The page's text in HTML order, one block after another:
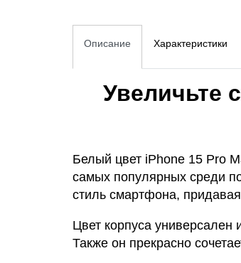
Описание Характеристики
Увеличьте
Белый цвет iPhone 15 Pro
самых популярных среди
стиль смартфона,
Цвет корпуса
Также он прекрасно